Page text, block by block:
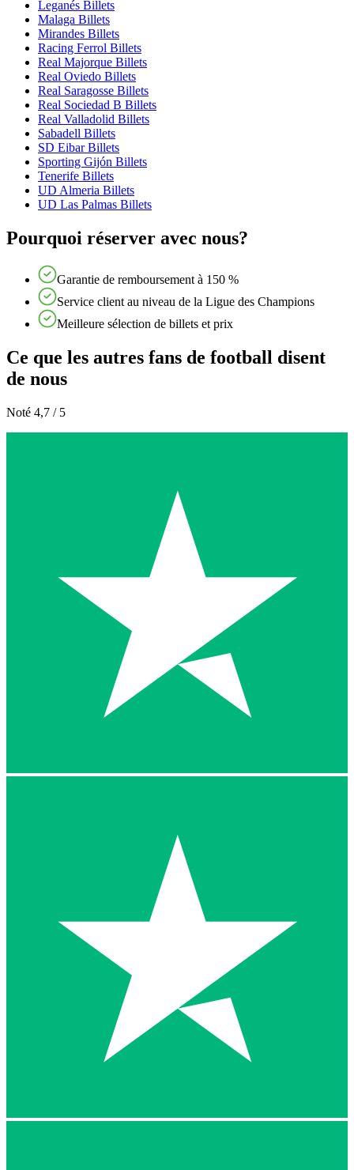
Leganés Billets
Malaga Billets
Mirandes Billets
Racing Ferrol Billets
Real Majorque Billets
Real Oviedo Billets
Real Saragosse Billets
Real Sociedad B Billets
Real Valladolid Billets
Sabadell Billets
SD Eibar Billets
Sporting Gijón Billets
Tenerife Billets
UD Almeria Billets
UD Las Palmas Billets
Pourquoi réserver avec nous?
Garantie de remboursement à 150 %
Service client au niveau de la Ligue des Champions
Meilleure sélection de billets et prix
Ce que les autres fans de football disent
de nous
Noté 4,7 / 5